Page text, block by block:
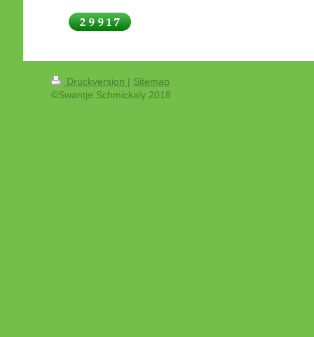
Druckversion | Sitemap
©Swantje Schmickaly 2018